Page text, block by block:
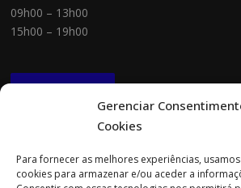
Gerenciar
Cookies
Para fornecer as melhores experiências,
cookies para armazenar e/ou aceder a
09h00 – 13h00
15h00 – 19h00
NEWSLETTER
Morada: